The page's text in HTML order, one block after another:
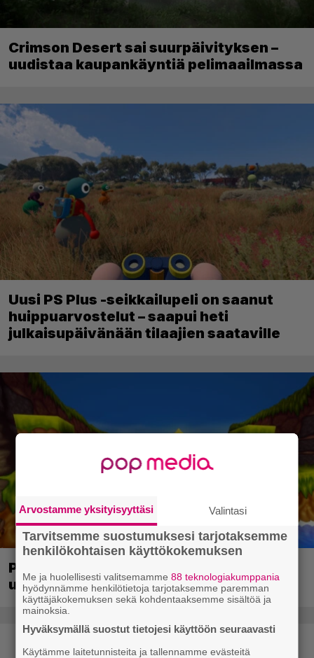
Crimson Desert sai suurpäivityksen –
uudistaa kaupankäyntiä pelimaailmassa
Uusi PS Plus -seikkailupeli on saanut
huippuarvostelut – saapui heti
julkaisupäivänään tilaajien saataville
PS1-ajan klassikkoloikinta Croc 2 palaa
uudistettuna nykykonsoleille ja PC:lle
Arvostamme yksityisyyttäsi Valintasi
Tarvitsemme suostumuksesi tarjotaksemme
henkilökohtaisen käyttökokemuksen
Me ja huolellisesti valitsemamme88 teknologiakumppania
hyödynnämme henkilötietoja tarjotaksemme paremman
käyttäjäkokemuksen sekä kohdentaaksemme sisältöä ja
mainoksia.
Hyväksymällä suostut tietojesi käyttöön seuraavasti
Käytämme laitetunnisteita ja tallennamme evästeitä